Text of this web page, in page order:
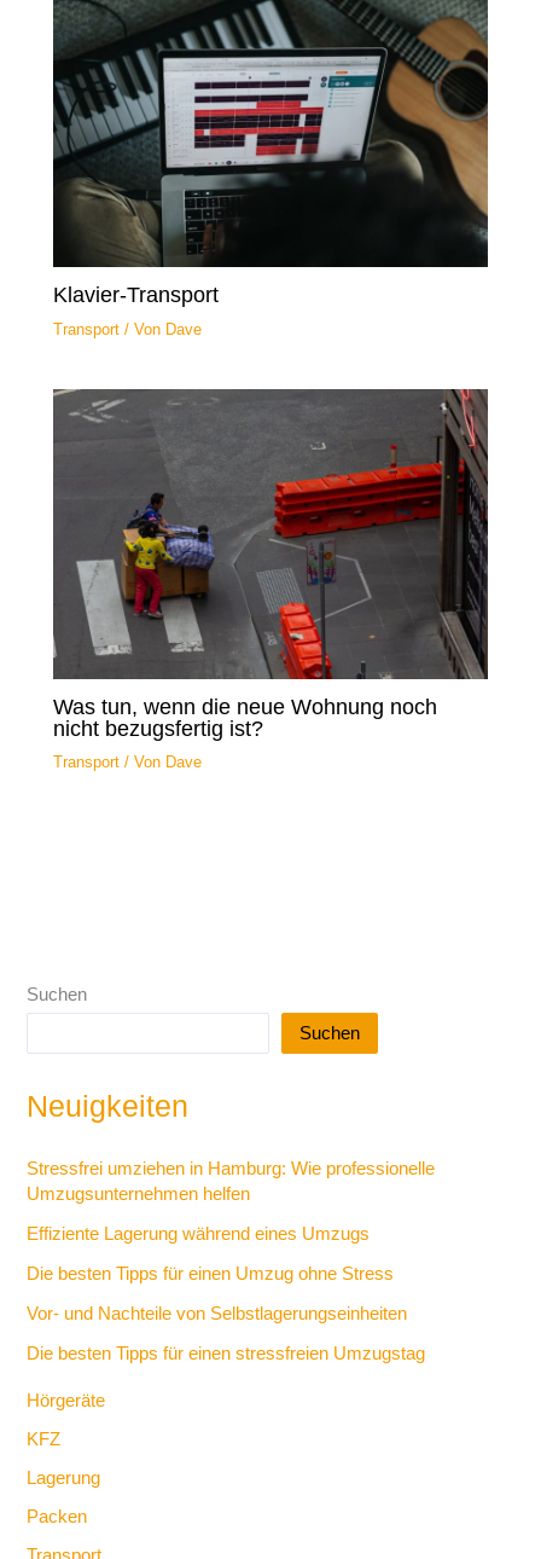
Klavier-Transport
Transport / Von Dave
Was tun, wenn die neue Wohnung noch
nicht bezugsfertig ist?
Transport / Von Dave
Suchen
Suchen
Neuigkeiten
Stressfrei umziehen in Hamburg: Wie professionelle
Umzugsunternehmen helfen
Effiziente Lagerung während eines Umzugs
Die besten Tipps für einen Umzug ohne Stress
Vor- und Nachteile von Selbstlagerungseinheiten
Die besten Tipps für einen stressfreien Umzugstag
Hörgeräte
KFZ
Lagerung
Packen